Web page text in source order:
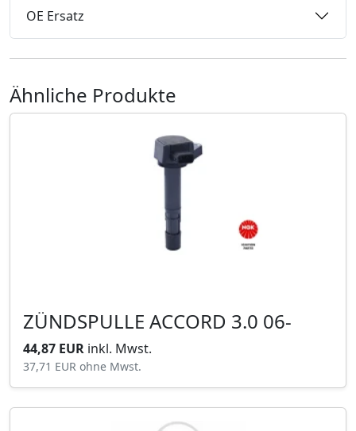
OE Ersatz
Ähnliche Produkte
ZÜNDSPULLE ACCORD 3.0 06-
44,87 EUR inkl. Mwst.
37,71 EUR ohne Mwst.